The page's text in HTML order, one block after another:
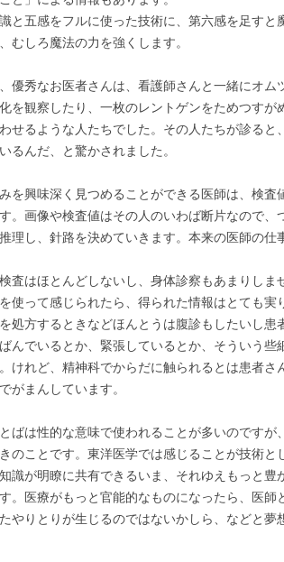
と五感をフルに使った技術に、第六感を足すと
むしろ魔法の力を強くします。
優秀なお医者さんは、看護師さんと一緒にオム
を観察したり、一枚のレントゲンをためつすが
せるような人たちでした。その人たちが診ると
るんだ、と驚かされました。
を興味深く見つめることができる医師は、検査
。画像や検査値はその人のいわば断片なので、
理し、針路を決めていきます。本来の医師の仕
査はほとんどしないし、身体診察もあまりしま
使って感じられたら、得られた情報はとても実
処方するときなどほんとうは腹診もしたいし患
んでいるとか、緊張しているとか、そういう些
けれど、精神科でからだに触られるとは患者さ
がまんしています。
ばは性的な意味で使われることが多いのですが
のことです。東洋医学では感じることが技術と
識が明瞭に共有できるいま、それゆえもっと豊
。医療がもっと官能的なものになったら、医師
やりとりが生じるのではないかしら、などと夢